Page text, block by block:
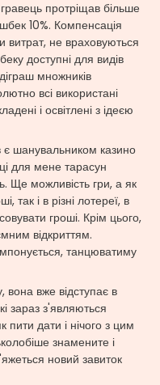
протріщав більше
10%. Компенсація
витрат, не враховуються
доступні для видів
множників
всі використані
і освітлені з ідеєю
є шанувальником казино
для мене тарасун
Ще можливість гри, а як
так і в різні лотереї, в
гроші. Крім цього,
відкриттям.
танцюватиму
вона вже відступає в
зараз з'являються
пити дати і нічого з цим
знамените і
новий завиток